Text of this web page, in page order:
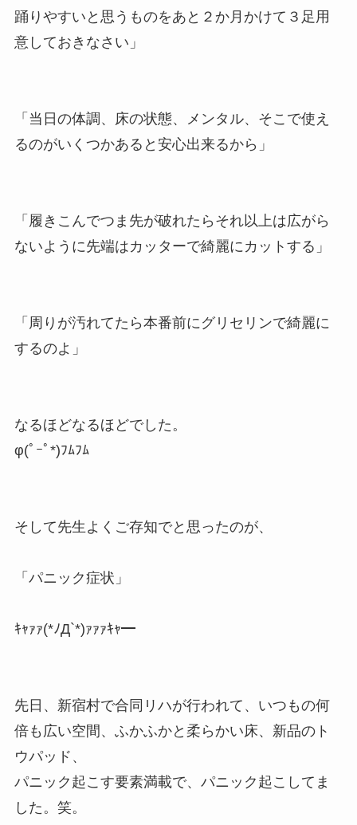
踊りやすいと思うものをあと２か月かけて３足用
意しておきなさい」
「当日の体調、床の状態、メンタル、そこで使え
るのがいくつかあると安心出来るから」
「履きこんでつま先が破れたらそれ以上は広がら
ないように先端はカッターで綺麗にカットする」
「周りが汚れてたら本番前にグリセリンで綺麗に
するのよ」
なるほどなるほどでした。
φ(ﾟｰﾟ*)ﾌﾑﾌﾑ
そして先生よくご存知でと思ったのが、
「パニック症状」
ｷｬｧｧ(*ﾉД`*)ｧｧｧｷｬ━
先日、新宿村で合同リハが行われて、いつもの何
倍も広い空間、ふかふかと柔らかい床、新品のト
ウパッド、
パニック起こす要素満載で、パニック起こしてま
した。笑。